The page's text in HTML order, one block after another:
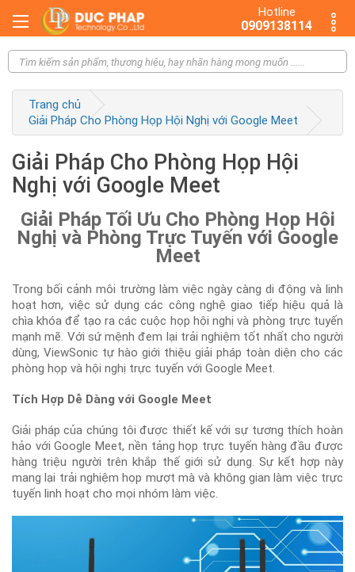
Hotline
0909138114
Trang chủ
Giải Pháp Cho Phòng Họp Hội Nghị với Google Meet
Giải Pháp Cho Phòng Họp Hội
Nghị với Google Meet
Giải Pháp Tối Ưu Cho Phòng Họp Hội
Nghị và Phòng Trực Tuyến với Google
Meet
Trong bối cảnh môi trường làm việc ngày càng di động và linh
hoạt hơn, việc sử dụng các công nghệ giao tiếp hiệu quả là
chìa khóa để tạo ra các cuộc họp hội nghị và phòng trực tuyến
mạnh mẽ. Với sứ mệnh đem lại trải nghiệm tốt nhất cho người
dùng, ViewSonic tự hào giới thiệu giải pháp toàn diện cho các
phòng họp và hội nghị trực tuyến với Google Meet.
Tích Hợp Dễ Dàng với Google Meet
Giải pháp của chúng tôi được thiết kế với sự tương thích hoàn
hảo với Google Meet, nền tảng họp trực tuyến hàng đầu được
hàng triệu người trên khắp thế giới sử dụng. Sự kết hợp này
mang lại trải nghiệm họp mượt mà và không gian làm việc trực
tuyến linh hoạt cho mọi nhóm làm việc.